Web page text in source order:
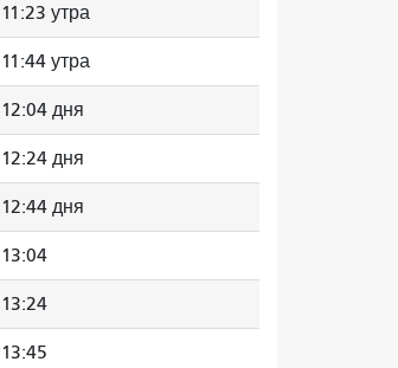
11:23 утра
11:44 утра
12:04 дня
12:24 дня
12:44 дня
13:04
13:24
13:45